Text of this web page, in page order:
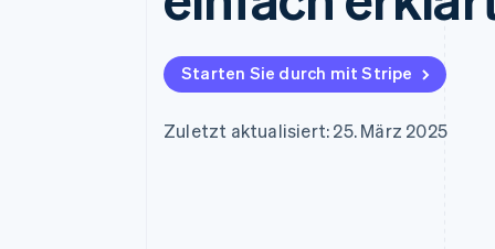
Autorisierungsraten
Beschleunigter Bezahlvorgang
Financial ConnectionsStarten Sie durch mit Stripe
Zuletzt aktualisiert: 25. März 2025